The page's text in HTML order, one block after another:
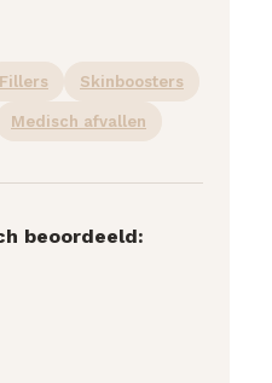
Fillers Skinboosters
Medisch afvallen
beoordeeld: